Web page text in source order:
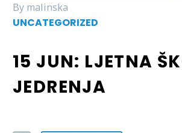
By malinska
UNCATEGORIZED
15 JUN: LJETNA
JEDRENJA